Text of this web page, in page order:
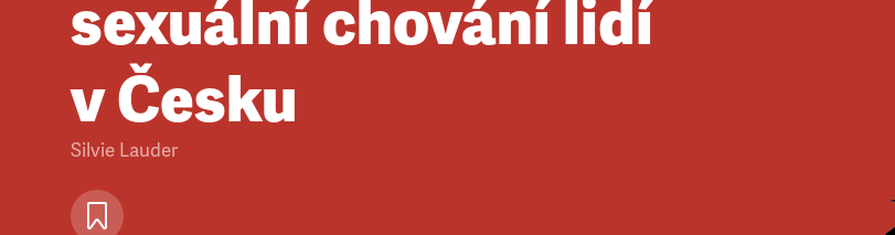
sexuální chování lidí
v Česku
Silvie Lauder